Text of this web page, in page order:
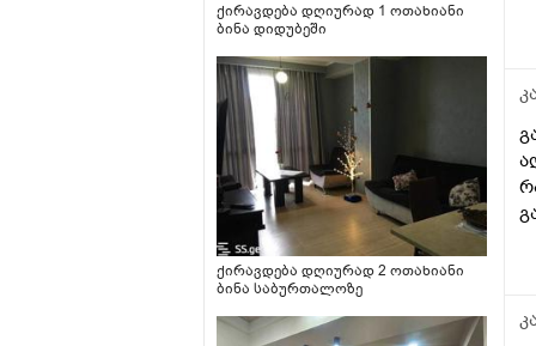
ქირავდება დღიურად 1 ოთახიანი
ბინა დიდუბეში
ქირავდება დღიურად 2 ოთახიანი
ბინა საბურთალოზე